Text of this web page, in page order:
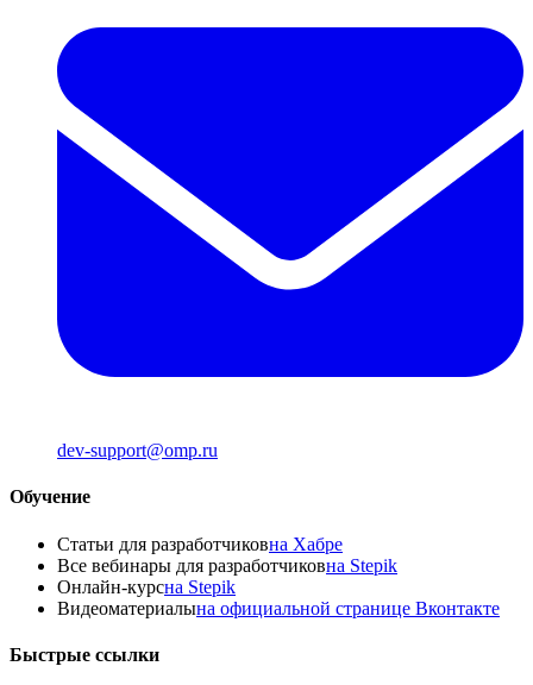
dev-support@omp.ru
Обучение
Статьи для разработчиковна Хабре
Все вебинары для разработчиковна Stepik
Онлайн-курсна Stepik
Видеоматериалына официальной странице Вконтакте
Быстрые ссылки